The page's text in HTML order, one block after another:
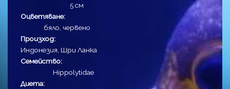
5 см
Оцветяване:
бяло, червено
Произход:
Индонезия, Шри Ланка
Семейство:
Hippolytidae
Диета: